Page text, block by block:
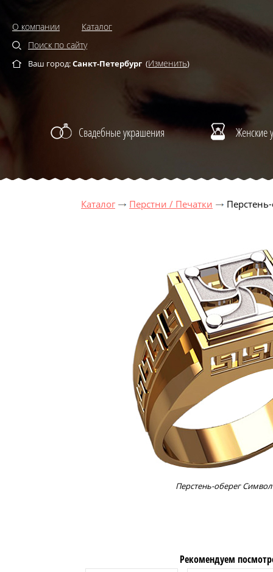
О компании
Каталог
Поиск по сайту
Ваш город:Санкт-Петербург (Изменить)
Свадебные украшения Женские
Каталог Перстни / Печатки
Перстень-оберег
Рекомендуем